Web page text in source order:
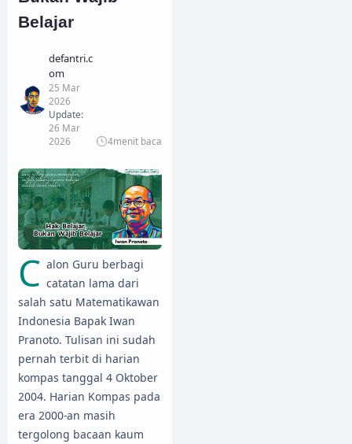
Belajar
defantri.c
om
25 Mar
2026
Update:
26 Mar
2026
4menit baca
C alon Guru berbagi
catatan lama dari
salah satu Matematikawan
Indonesia Bapak Iwan
Pranoto. Tulisan ini sudah
pernah terbit di harian
kompas tanggal 4 Oktober
2004. Harian Kompas pada
era 2000-an masih
tergolong bacaan kaum